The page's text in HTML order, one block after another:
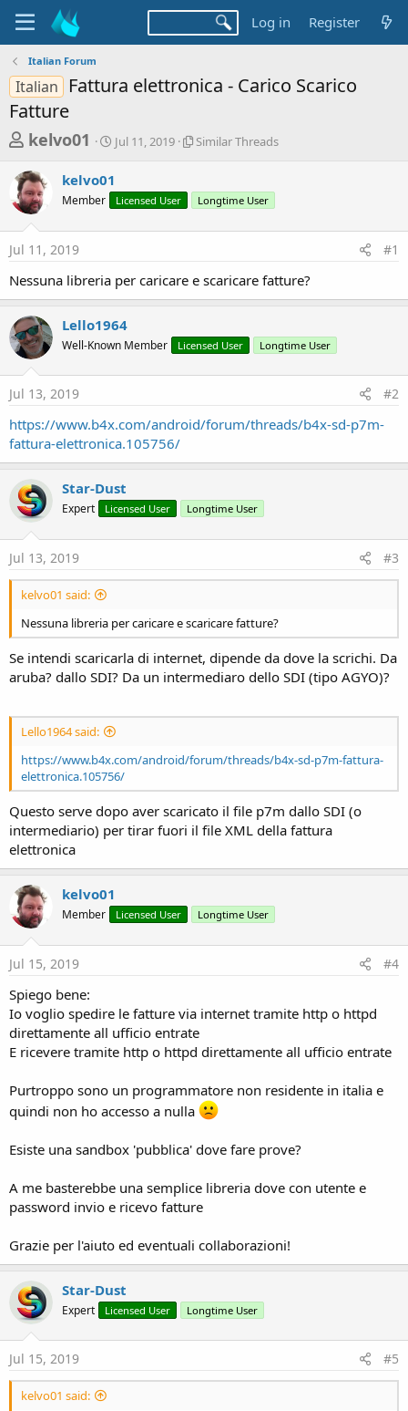
Log in Register
Italian Forum
Italian
Fattura elettronica - Carico Scarico
Fatture
T
r
e
a
d
s
t
a
r
t
e
kelvo01
S
t
t
a
Jul 11, 2019
S
r
r
e
d
s
Similar Threads
kelvo01
Member Licensed User Longtime User
Jul 11, 2019 #1
Nessuna libreria per caricare e scaricare fatture?
Lello1964
Well-Known Member Licensed User Longtime User
Jul 13, 2019 #2
https://www.b4x.com/android/forum/threads/b4x-sd-p7m-
fattura-elettronica.105756/
Star-Dust
Expert Licensed User Longtime User
Jul 13, 2019 #3
kelvo01 said:
Nessuna libreria per caricare e scaricare fatture?
Se intendi scaricarla di internet, dipende da dove la scrichi. Da
aruba? dallo SDI? Da un intermediaro dello SDI (tipo AGYO)?
Lello1964 said:
https://www.b4x.com/android/forum/threads/b4x-sd-p7m-fattura-
elettronica.105756/
Questo serve dopo aver scaricato il file p7m dallo SDI (o
intermediario) per tirar fuori il file XML della fattura
elettronica
kelvo01
Member Licensed User Longtime User
Jul 15, 2019 #4
Spiego bene:
Io voglio spedire le fatture via internet tramite http o httpd
direttamente all ufficio entrate
E ricevere tramite http o httpd direttamente all ufficio entrate
Purtroppo sono un programmatore non residente in italia e
quindi non ho accesso a nulla
Esiste una sandbox 'pubblica' dove fare prove?
A me basterebbe una semplice libreria dove con utente e
password invio e ricevo fatture
Grazie per l'aiuto ed eventuali collaborazioni!
Star-Dust
Expert Licensed User Longtime User
Jul 15, 2019 #5
kelvo01 said: